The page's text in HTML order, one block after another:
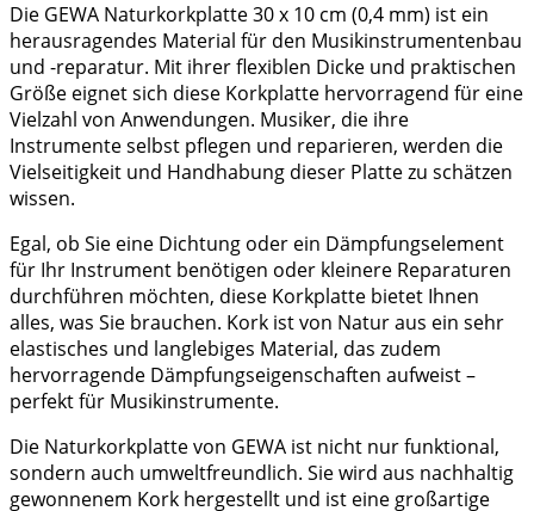
Die GEWA Naturkorkplatte 30 x 10 cm (0,4 mm) ist ein
herausragendes Material für den Musikinstrumentenbau
und -reparatur. Mit ihrer flexiblen Dicke und praktischen
Größe eignet sich diese Korkplatte hervorragend für eine
Vielzahl von Anwendungen. Musiker, die ihre
Instrumente selbst pflegen und reparieren, werden die
Vielseitigkeit und Handhabung dieser Platte zu schätzen
wissen.
Egal, ob Sie eine Dichtung oder ein Dämpfungselement
für Ihr Instrument benötigen oder kleinere Reparaturen
durchführen möchten, diese Korkplatte bietet Ihnen
alles, was Sie brauchen. Kork ist von Natur aus ein sehr
elastisches und langlebiges Material, das zudem
hervorragende Dämpfungseigenschaften aufweist –
perfekt für Musikinstrumente.
Die Naturkorkplatte von GEWA ist nicht nur funktional,
sondern auch umweltfreundlich. Sie wird aus nachhaltig
gewonnenem Kork hergestellt und ist eine großartige